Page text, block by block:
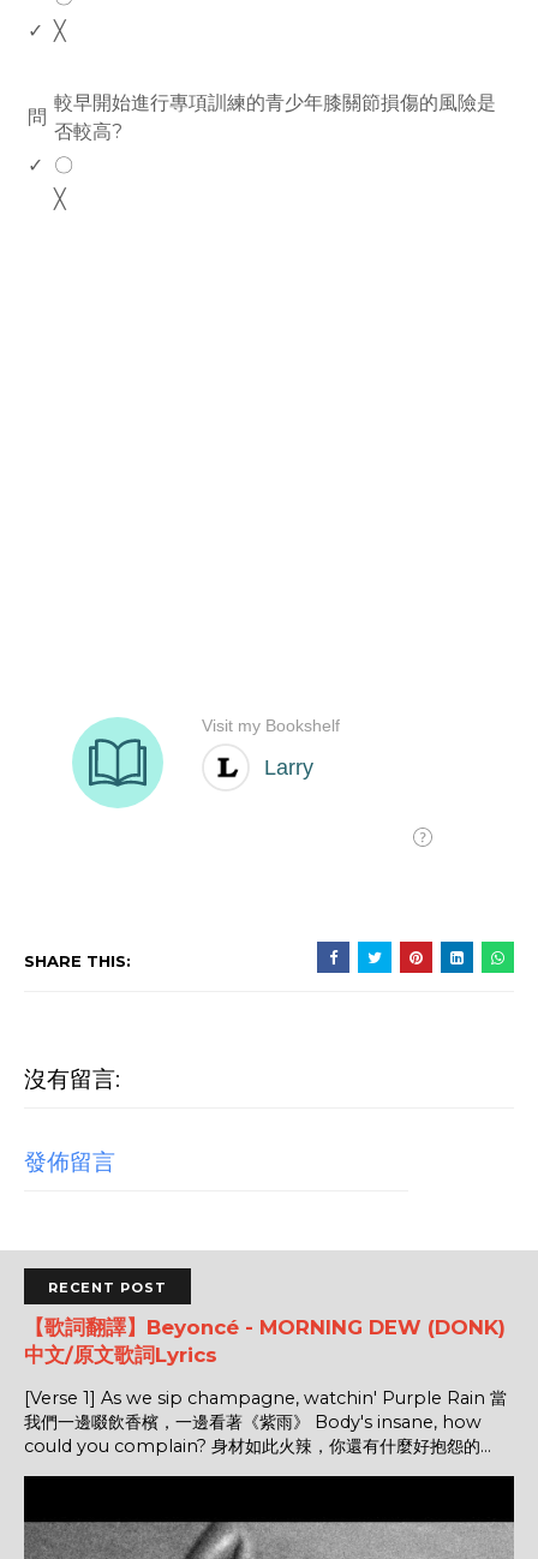
✓ ╳
問
較早開始進行專項訓練的青少年膝關節損傷的風險是
否較高?
✓
〇
╳
SHARE THIS:
沒有留言:
發佈留言
RECENT POST
【歌詞翻譯】Beyoncé - MORNING DEW (DONK)
中文/原文歌詞Lyrics
[Verse 1] As we sip champagne, watchin' Purple Rain 當
我們一邊啜飲香檳，一邊看著《紫雨》 Body's insane, how
could you complain? 身材如此火辣，你還有什麼好抱怨的...